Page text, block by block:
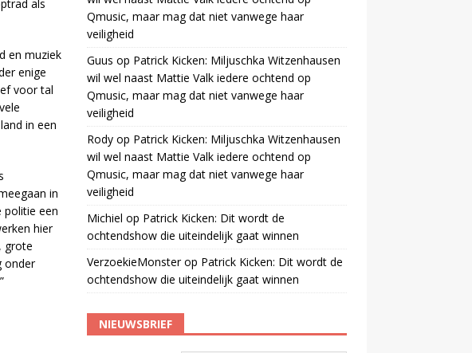
als
en muziek
enige
voor tal
in een
in
politie een
hier
grote
onder
Qmusic, maar mag dat niet vanwege haar
veiligheid
Guus op Patrick Kicken: Miljuschka Witzenhausen
wil wel naast Mattie Valk iedere ochtend op
Qmusic, maar mag dat niet vanwege haar
veiligheid
Rodyop Patrick Kicken: Miljuschka Witzenhausen
wil wel naast Mattie Valk iedere ochtend op
Qmusic, maar mag dat niet vanwege haar
veiligheid
Michiel op Patrick Kicken: Dit wordt de
ochtendshow die uiteindelijk gaat winnen
VerzoekieMonsterop Patrick Kicken: Dit wordt de
ochtendshow die uiteindelijk gaat winnen
NIEUWSBRIEF